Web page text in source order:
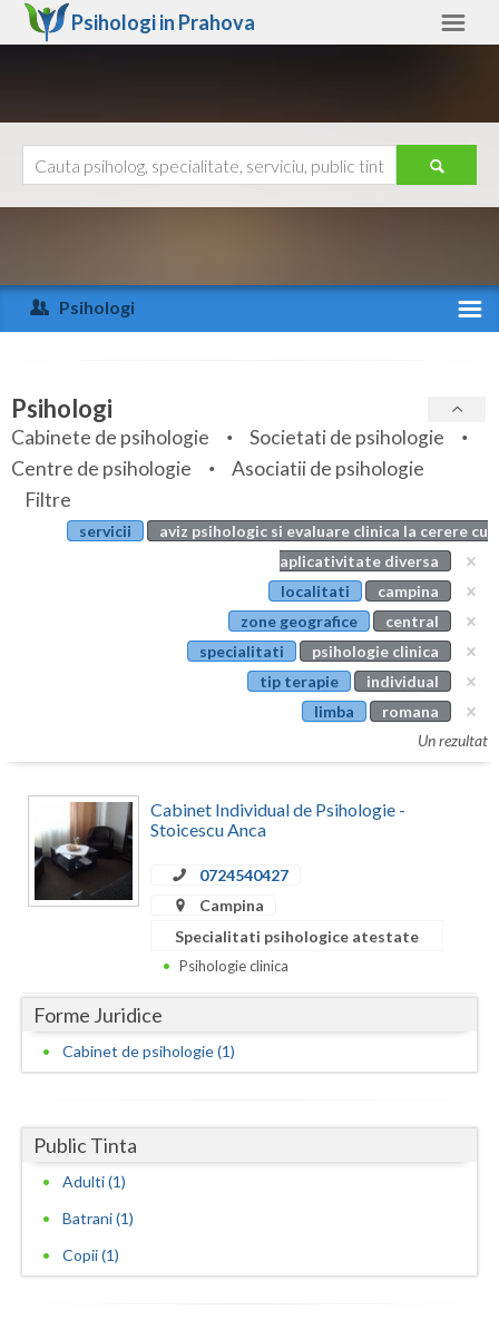
Psihologi in Prahova
Arad
Arges
Bihor
Bistrita-Nasaud
Botosani
Constanta
Covasna
Dolj
Galati
Gorj
Harghita
Hunedoara
Ialomita
Ajutor
Psihologi
Specialitati
Servicii
Articole
Evenimente
Psihologi
Cabinete de psihologie
Societati de psihologie
Centre de psihologie
Asociatii de psihologie
Filtre
servicii
aviz psihologic si evaluare clinica la cerere cu
aplicativitate diversa
localitati
campina
zone geografice
central
specialitati
psihologie clinica
tip terapie
individual
limba
romana
Un rezultat
Cabinet Individual de Psihologie -
Stoicescu Anca
0724540427
Campina
Specialitati psihologice atestate
Psihologie clinica
Forme Juridice
Cabinet de psihologie (1)
Public Tinta
Adulti (1)
Batrani (1)
Copii (1)